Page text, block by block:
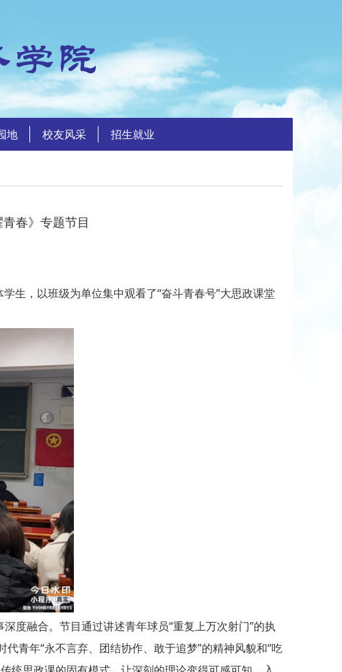
地 校友风采 招生就业
春》专题节目
，以班级为单位集中观看了“奋斗青春号”大思政课堂
度融合。节目通过讲述青年球员“重复上万次射门”的执
青年“永不言弃、团结协作、敢于追梦”的精神风貌和“吃